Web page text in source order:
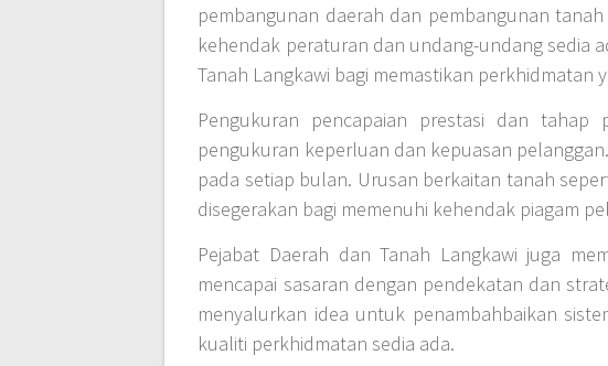
pembangunan daerah dan pembangunan
kehendak peraturan dan undang-undang sedia
Tanah Langkawi bagi memastikan perkhidmatan
Pengukuran pencapaian prestasi dan tahap
pengukuran keperluan dan kepuasan
pada setiap bulan. Urusan berkaitan tanah
disegerakan bagi memenuhi kehendak piagam
Pejabat Daerah dan Tanah Langkawi juga
mencapai sasaran dengan pendekatan dan
menyalurkan idea untuk penambahbaikan
kualiti perkhidmatan sedia ada.